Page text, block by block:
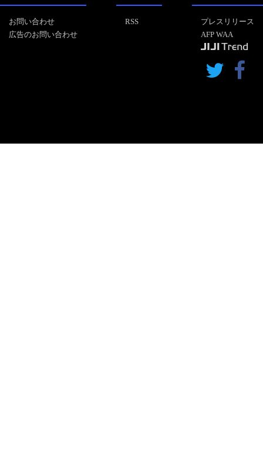
お問い合わせ
広告のお問い合わせ
RSS
プレスリリース
AFP WAA